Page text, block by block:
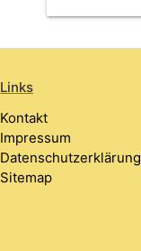
Links
Kontakt
Impressum
Datenschutzerklärung
Sitemap